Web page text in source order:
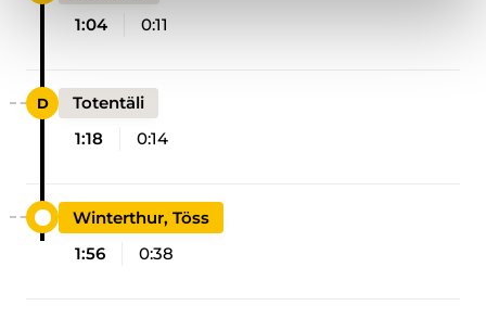
1:04
0:11
Totentäli
1:18
0:14
Winterthur, Töss
1:56
0:38